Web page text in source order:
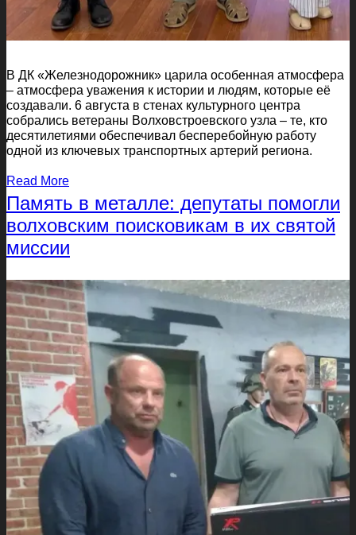
В ДК «Железнодорожник» царила особенная атмосфера
– атмосфера уважения к истории и людям, которые её
создавали. 6 августа в стенах культурного центра
собрались ветераны Волховстроевского узла – те, кто
десятилетиями обеспечивал бесперебойную работу
одной из ключевых транспортных артерий региона.
Read More
Память в металле: депутаты помогли
волховским поисковикам в их святой
миссии